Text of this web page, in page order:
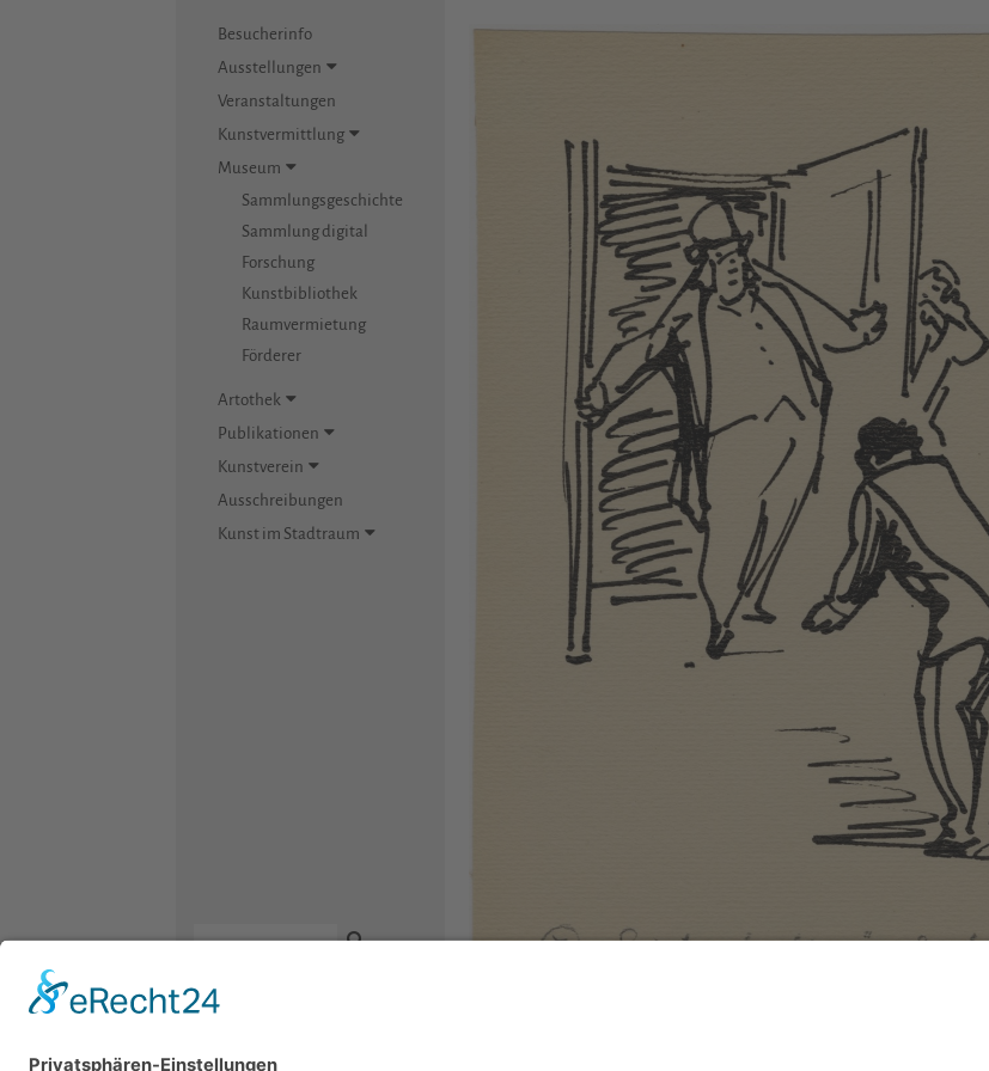
Besucherinfo
Ausstellungen
Veranstaltungen
Kunstvermittlung
Museum
Sammlungsgeschichte
Sammlung digital
Forschung
Kunstbibliothek
Raumvermietung
Förderer
Artothek
Publikationen
Kunstverein
Ausschreibungen
Kunst im Stadtraum
Kontakt
Newsletter
Impressum